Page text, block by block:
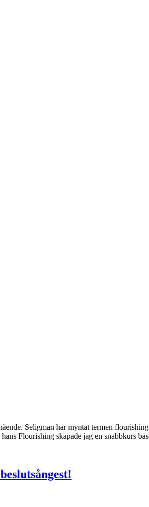
Seligman har myntat termen
Flourishing skapade jag en snabbkurs